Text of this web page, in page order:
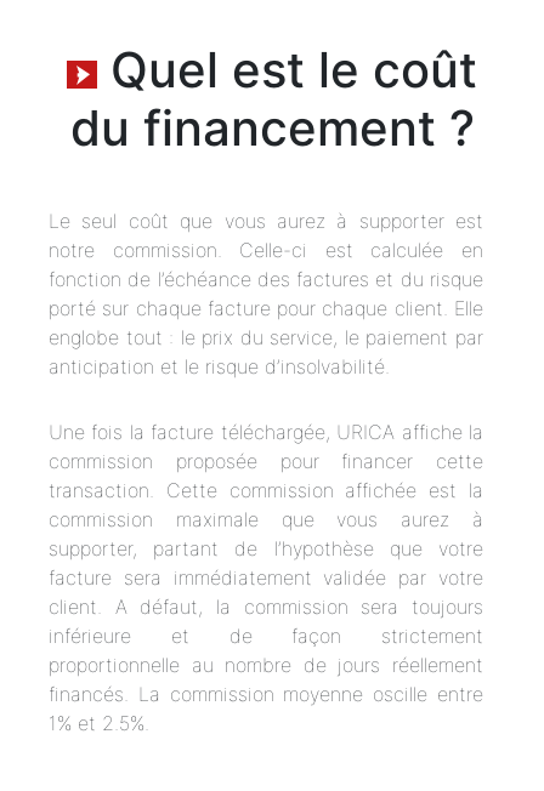
Quel est le coût
du financement ?
Le seul coût que vous aurez à supporter est
notre commission. Celle-ci est calculée en
fonction de l’échéance des factures et du risque
porté sur chaque facture pour chaque client. Elle
englobe tout : le prix du service, le paiement par
anticipation et le risque d’insolvabilité.
Une fois la facture téléchargée, URICA affiche la
commission proposée pour financer cette
transaction. Cette commission affichée est la
commission maximale que vous aurez à
supporter, partant de l’hypothèse que votre
facture sera immédiatement validée par votre
client. A défaut, la commission sera toujours
inférieure et de façon strictement
proportionnelle au nombre de jours réellement
financés. La commission moyenne oscille entre
1% et 2.5%.